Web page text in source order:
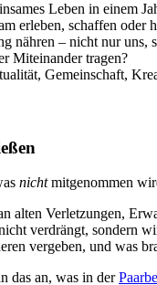
Leben in einem
erleben, schaffen oder
nähren – nicht nur uns,
Miteinander tragen?
Gemeinschaft,
nichtmitgenommen
alten Verletzungen,
verdrängt, sondern
vergeben, und was
das an, was in der